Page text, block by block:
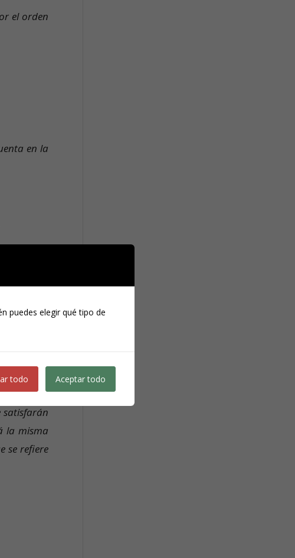
el orden
en la
los
satisfarán
la misma
se refiere
puedes elegir qué tipo de
todo Aceptar todo